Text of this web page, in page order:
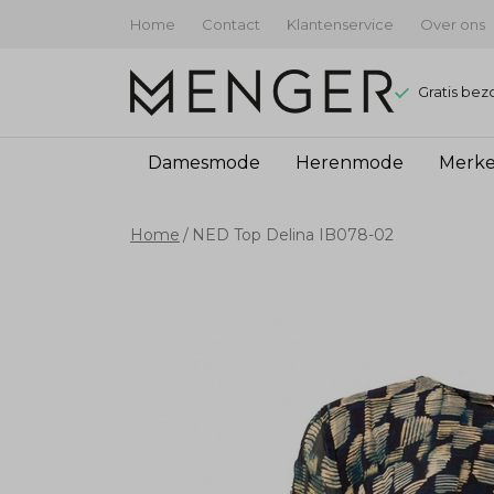
Home Contact Klantenservice Over ons
Gratis
Damesmode Herenmode
Home NED Top Delina IB078-02